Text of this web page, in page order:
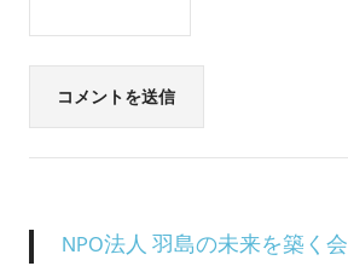
NPO法人 羽島の未来を築く会